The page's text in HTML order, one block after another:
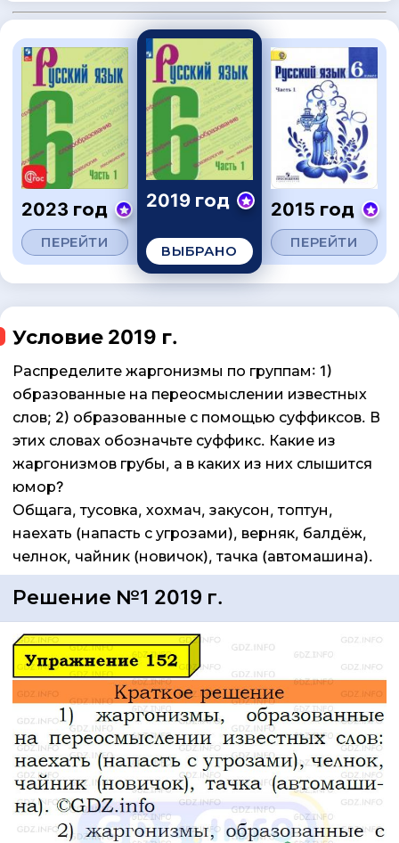
2023 год
ПЕРЕЙТИ
2019 год
ВЫБРАНО
2015 год
ПЕРЕЙТИ
Условие 2019 г.
Распределите жаргонизмы по группам: 1)
образованные на переосмыслении известных
слов; 2) образованные с помощью суффиксов. В
этих словах обозначьте суффикс. Какие из
жаргонизмов грубы, а в каких из них слышится
юмор?
Общага, тусовка, хохмач, закусон, топтун,
наехать (напасть с угрозами), верняк, балдёж,
челнок, чайник (новичок), тачка (автомашина).
Решение №1 2019 г.